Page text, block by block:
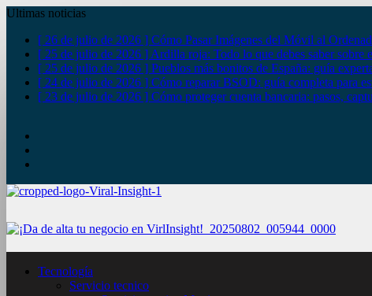
Ultimas noticias
[ 26 de julio de 2026 ] Cómo Pasar Imágenes del Móvil al
[ 25 de julio de 2026 ] Ardilla roja: Todo lo que debes saber sobre
[ 25 de julio de 2026 ] Pueblos más bonitos de España: guía
[ 24 de julio de 2026 ] Cómo reparar BSOD: guía completa para
[ 23 de julio de 2026 ] Cómo proteger cuenta bancaria: pasos,
Tecnología
Servicio tecnico